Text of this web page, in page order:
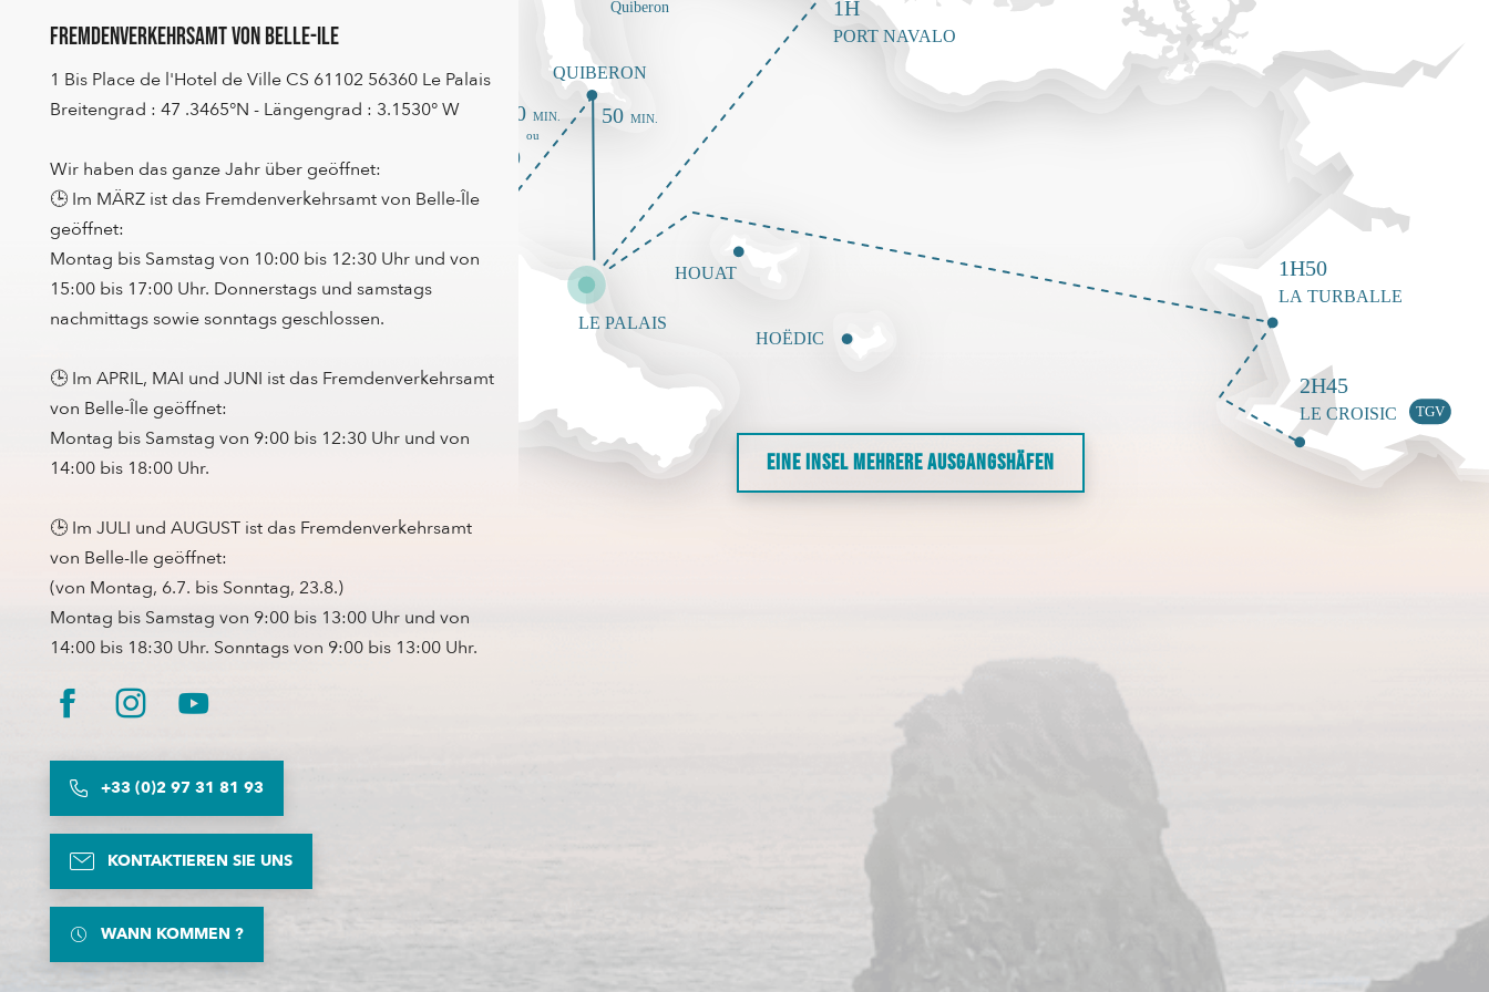
Fremdenverkehrsamt von Belle-Ile
1 Bis Place de l'Hotel de Ville CS 61102 56360 Le Palais
Breitengrad : 47 .3465°N - Längengrad : 3.1530° W
Wir haben das ganze Jahr über geöffnet:
🕒 Im MÄRZ ist das Fremdenverkehrsamt von Belle-Île
geöffnet:
Montag bis Samstag von 10:00 bis 12:30 Uhr und von
15:00 bis 17:00 Uhr. Donnerstags und samstags
nachmittags sowie sonntags geschlossen.
🕒 Im APRIL, MAI und JUNI ist das Fremdenverkehrsamt
von Belle-Île geöffnet:
Montag bis Samstag von 9:00 bis 12:30 Uhr und von
14:00 bis 18:00 Uhr.
🕒 Im JULI und AUGUST ist das Fremdenverkehrsamt
von Belle-Ile geöffnet:
(von Montag, 6.7. bis Sonntag, 23.8.)
Montag bis Samstag von 9:00 bis 13:00 Uhr und von
14:00 bis 18:30 Uhr. Sonntags von 9:00 bis 13:00 Uhr.
+33 (0)2 97 31 81 93
KONTAKTIEREN SIE UNS
WANN KOMMEN ?
EINE INSEL MEHRERE AUSGANGSHÄFEN